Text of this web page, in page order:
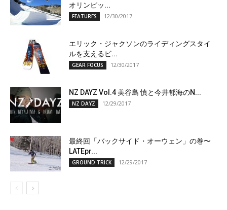
オリンピッ...
FEATURES 12/30/2017
エリック・ジャクソンのライディングスタイ
ルを支えるビ...
GEAR FOCUS 12/30/2017
NZ DAYZ Vol.4 美谷島 慎と今井郁海のN...
NZ DAYZ 12/29/2017
最終回「バックサイド・オーウェン」の巻〜
LATEpr...
GROUND TRICK 12/29/2017